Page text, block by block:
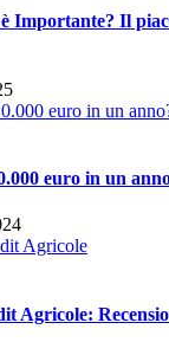
Importante? Il
euro in un
Agricole: